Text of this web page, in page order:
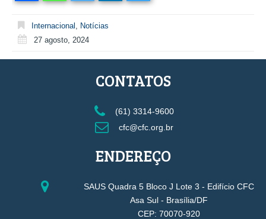
Internacional
Notícias
27 agosto, 2024
CONTATOS
(61) 3314-9600
cfc@cfc.org.br
ENDEREÇO
SAUS Quadra 5 Bloco J Lote 3 - Edifício CFC
Asa Sul - Brasília/DF
CEP: 70070-920